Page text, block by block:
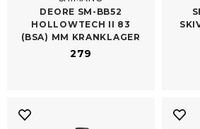
DEORE SM-​BB52
HOLLOWTECH II 83
(BSA) MM KRANKLAGER
279